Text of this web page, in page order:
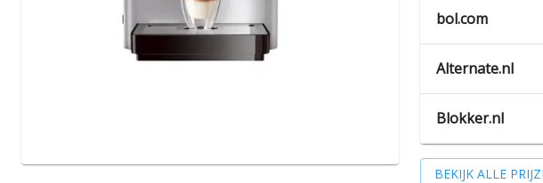
bol.com
Alternate.nl
Blokker.nl
BEKIJK ALLE